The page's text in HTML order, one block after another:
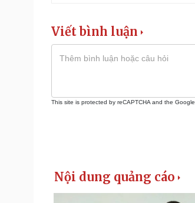
Viết bình luận
This site is protected by reCAPTCHA and the Google